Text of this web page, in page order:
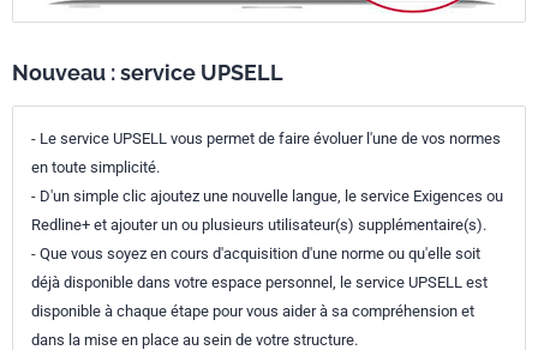
Nouveau : service UPSELL
- Le service UPSELL vous permet de faire évoluer l'une de vos normes
en toute simplicité.
- D'un simple clic ajoutez une nouvelle langue, le service Exigences ou
Redline+ et ajouter un ou plusieurs utilisateur(s) supplémentaire(s).
- Que vous soyez en cours d'acquisition d'une norme ou qu'elle soit
déjà disponible dans votre espace personnel, le service UPSELL est
disponible à chaque étape pour vous aider à sa compréhension et
dans la mise en place au sein de votre structure.